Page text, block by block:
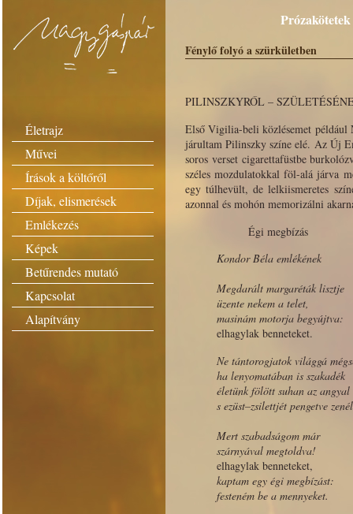
Életrajz
Művei
Írások a költőről
Díjak, elismerések
Emlékezés
Képek
Betűrendes mutató
Kapcsolat
Alapítvány
Fénylő folyó a szürkületben
PILINSZKYRŐL –
Első Vigilia-beli közlésemet például
járultam Pilinszky színe elé. Az Új
soros verset cigarettafüstbe
széles mozdulatokkal föl-alá járva
egy túlhevült, de lelkiismeretes
azonnal és mohón memorizálni
Égi megbízás
Kondor Béla emlékének
Megdarált margaréták lisztje
üzente nekem a telet,
masinám motorja begyújtva:
elhagylak benneteket.
Ne tántorogjatok világgá
ha lenyomatában is szakadék
életünk fölött suhan az angyal
s ezüst–zsilettjét pengetve
Mert szabadságom már
szárnyával megtoldva!
elhagylak benneteket,
kaptam egy égi megbízást:
festeném be a mennyeket.